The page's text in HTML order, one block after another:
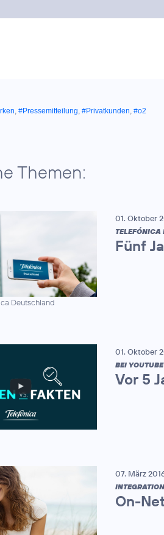
, #Pressemitteilung, #Privatkunden, #o2
Themen:
Deutschland
01. Oktober
TELEFÓNICA
Fünf
01. Oktober
BEI
Vor 5
07. März
On-